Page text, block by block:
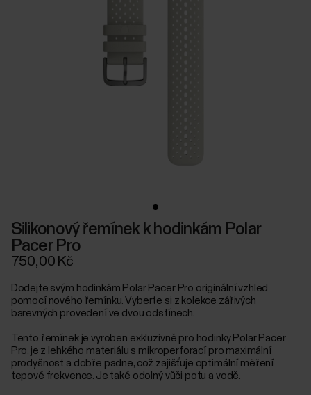
Silikonový řemínek k hodinkám Polar
Pacer Pro
750,00 Kč
Dodejte svým hodinkám Polar Pacer Pro originální vzhled
pomocí nového řemínku. Vyberte si z kolekce zářivých
barevných provedení ve dvou odstínech.
Tento řemínek je vyroben exkluzivně pro hodinky Polar Pacer
Pro, je z lehkého materiálu s mikroperforací pro maximální
prodyšnost a dobře padne, což zajišťuje optimální měření
tepové frekvence. Je také odolný vůči potu a vodě.